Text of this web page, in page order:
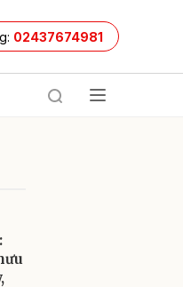
02437674981